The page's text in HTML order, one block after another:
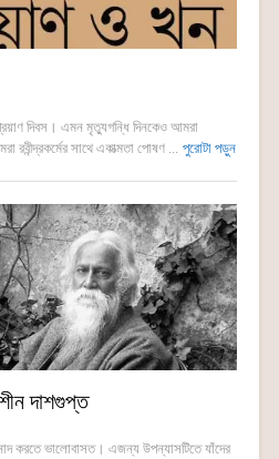
দিবস। এমন মৃত্যুগন্ধি দিনকেও আমরা
রবীন্দ্রকর্মের সাথে একাত্মতা পোষণ ... পুরোটা পড়ুন
দাশগুপ্ত
করতে ভালোবাসত। এজন্য উপন্যাসটিতে যাঁদের